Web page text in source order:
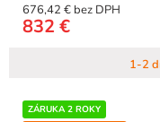
1-2
676,42 € bez DPH
832 €
ZÁRUKA 2 ROKY